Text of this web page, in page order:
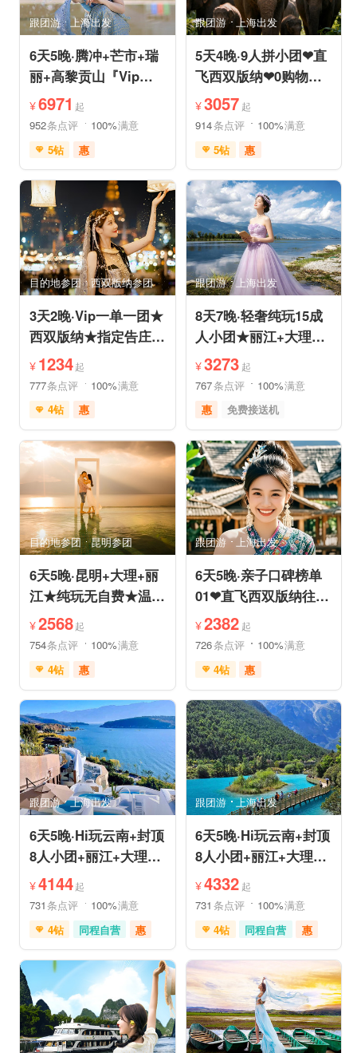
跟团游 上海出发
6天5晚·腾冲+芒市+瑞
丽+高黎贡山『Vip一
单一团』豪奢五钻酒店
度假
¥6971 起
952条点评 100%满意
5钻
惠
免费接送机
免费WIFI
家庭游
情侣游
世界遗产
休闲度假
自然山水
自由活动
美食享受
目的地参团 西双版纳参团
3天2晚·Vip一单一团★
西双版纳★指定告庄内
泳池酒店或温德姆国际
连锁
¥ 1234起
777条点评 100%满意
4钻
惠
充足自由时间
免费接送机
支持儿童入住
品质游
情侣游
祈福之旅
赏花之旅
森林公园
森林草原
特色民宿
亲子休闲
自由活动
目的地参团
昆明参团
6天5晚·昆明+大理+丽
江★纯玩无自费★温德
姆国际连锁酒店入住
¥2568起
754条点评 100%满意
4钻
惠
免费接送机
中文服务
管家服务
品质游
喀斯特地貌
滇池红嘴鸥
乡村趣游
古镇古村
雪山之旅
赏花之旅
美景探索
深度人文
世界遗产
摄影之旅
休闲度假
特色民宿
跟团游 上海出发
6天5晚·Hi玩云南+封顶
8人小团+丽江+大理
+泸沽湖+玉龙雪山+洱
¥4144起
731条点评 100%满意
4钻
同程自营
惠
充足自由时间
免费接送机
家庭游
品质游
休闲游
环游洱海
跟团游 上海出发
5天4晚·9人拼小团❤直
飞西双版纳❤0购物纯
玩·豪奢五星五钻泳池
度假
¥3057 起
914条点评 100%满意
5钻
惠
免费接送机
管家服务
品质游
休闲游
家庭游
摄影之旅
休闲度假
自然山水
美食享受
世界遗产
亲子休闲
动植物园
小众风光
森林公园
美景探索
跟团游 上海出发
8天7晚·轻奢纯玩15成
人小团★丽江+大理
+香格里拉/泸沽湖★直
飞丽江
¥3273 起
767条点评 100%满意
惠
免费接送机
家庭游
祈福之旅
赏花之旅
摄影之旅
雪山之旅
自然山水
行车时长短
跟团游 上海出发
6天5晚·亲子口碑榜单
01❤直飞西双版纳往返
机票❤拼小团轻奢0购
物纯玩
¥2382 起
726条点评 100%满意
4钻
惠
免费接送机
中文服务
管家服务
品质游
情侣游
乡村趣游
古镇古村
动植物园
祈福之旅
森林公园
深度人文
世界遗产
摄影之旅
研学体验
休闲度假
特色民宿
跟团游 上海出发
6天5晚·Hi玩云南+封顶
8人小团+丽江+大理
+香格里拉+虎跳峡+洱
¥4332 起
731 条点评 100%满意
4钻
同程自营
惠
赠送旅拍
充足自由时间
免费接送机
家庭游
品质游
环游洱海
自然山水